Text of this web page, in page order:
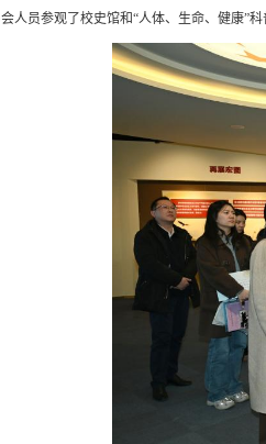
人员参观了校史馆和“人体、生命、健康”科